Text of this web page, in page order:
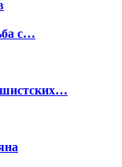
с…